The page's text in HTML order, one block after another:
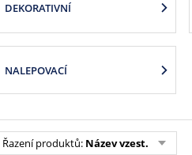
DEKORATIVNÍ
NALEPOVACÍ
Řazení produktů: Název vzest.